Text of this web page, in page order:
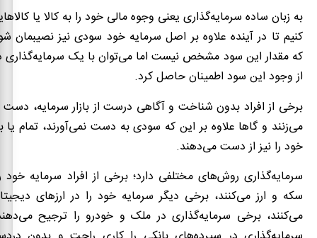
به زبان ساده سرمایه‌گذاری یعنی وجوه مالی خود را به کالا یا
کنیم تا در آینده علاوه بر اصل سرمایه خود سودی نیز
که مقدار این سود مشخص نیست اما می‌توان با یک سرمایه‌گذاری
از وجود این سود اطمینان حاصل کرد.
برخی از افراد بدون شناخت و آگاهی درست از بازار سرمایه، دست
می‌زنند و گاها علاوه بر این که سودی به دست نمی‌آورند، تمام
خود را نیز از دست می‌دهند.
سرمایه‌گذاری روش‌های مختلفی دارد؛ برخی از افراد سرمایه خود را
سکه و ارز می‌کنند، برخی دیگر سرمایه خود را در ارزهای
می‌کنند، برخی سرمایه‌گذاری در ملک و خودرو را ترجیح